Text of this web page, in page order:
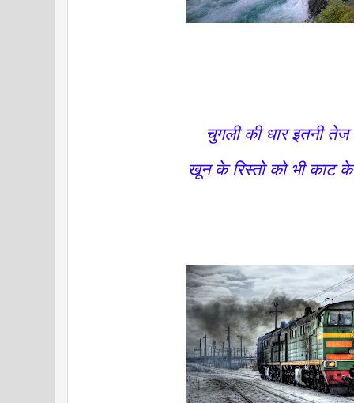
चुगली की धार इतनी तेज
खून के रिस्तो को भी काट